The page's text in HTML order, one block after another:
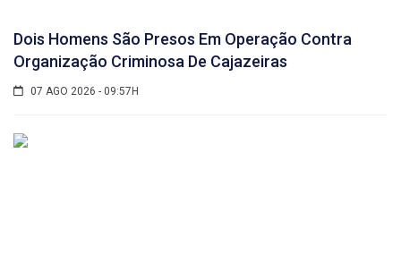
Dois Homens São Presos Em Operação Contra
Organização Criminosa De Cajazeiras
07 AGO 2026 - 09:57H